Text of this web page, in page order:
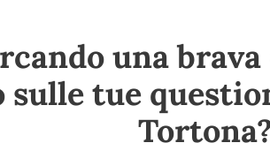
una
sulle tue